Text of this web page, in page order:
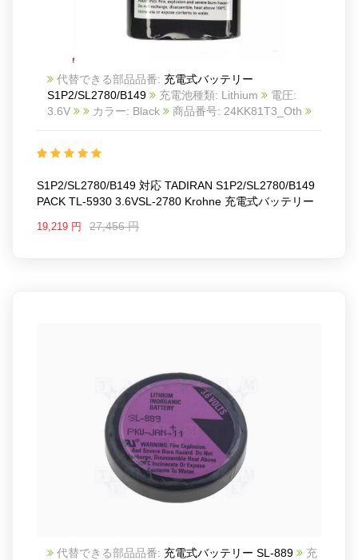
代替できる部品品番: 充電式バッテリー
S1P2/SL2780/B149
充電池種類: Lithium
3.6V
カラー: Black
商品番号: 24KK81T3_Oth
対応ラッ モデル: For TADIRAN S1P2/SL2780/B149
S1P2/SL2780/B149 対応 TADIRAN S1P2/SL2780/B149
PACK TL-5930 3.6VSL-2780 Krohne 充電式バッテリー
19,219 円 27,456 円
代替できる部品品番: 充電式バッテリー SL-889
充